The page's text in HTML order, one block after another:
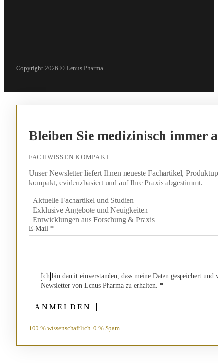
Copyright 2026 © Lenus Pharma
Bleiben Sie medizinisch immer
FACHWISSEN KOMPAKT
Unser Newsletter liefert Ihnen neueste Fachartikel,
kompakt, evidenzbasiert und auf Ihre Praxis abgestimmt.
Aktuelle Fachartikel und Studien
Exklusive Angebote und Neuigkeiten
Entwicklungen aus Forschung & Praxis
E-Mail *
Ich bin damit einverstanden, dass meine Daten gespeichert und
Newsletter von Lenus Pharma zu erhalten. *
ANMELDEN
100 % wissenschaftlich. 0 % Spam.